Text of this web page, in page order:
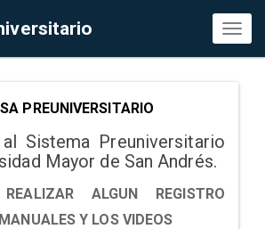
PREUNIVERSITARIO
Sistema Preuniversitario
Mayor de San Andrés.
ALGUN REGISTRO
Y LOS VIDEOS